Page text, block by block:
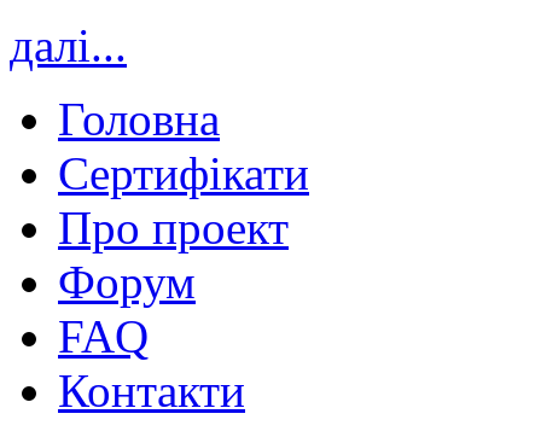
далі...
Головна
Сертифікати
Про проект
Форум
FAQ
Контакти